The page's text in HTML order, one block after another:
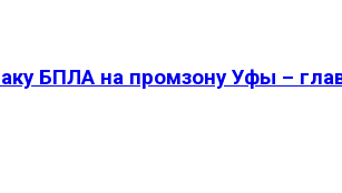
БПЛА на промзону Уфы –